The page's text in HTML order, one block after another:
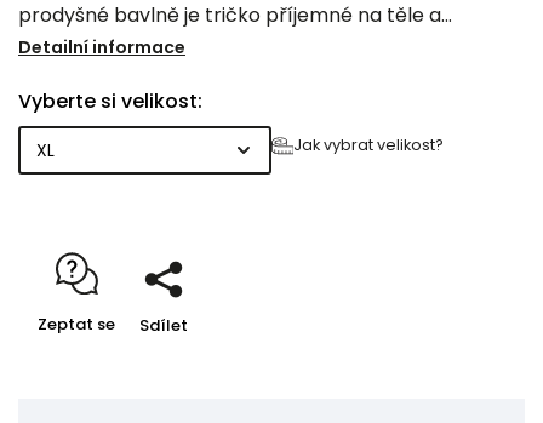
prodyšné bavlně je tričko příjemné na těle a
pohodlné i při celodenním nošení.
Detailní informace
Vyberte si velikost:
Jak vybrat velikost?
Zeptat se Sdílet